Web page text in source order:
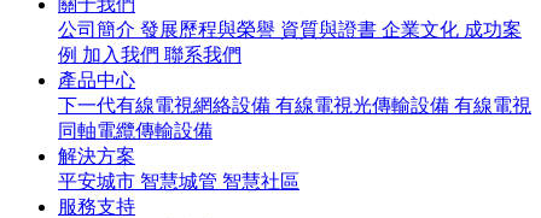
關于我們
公司簡介 發展歷程與榮譽 資質與證書 企業文化 成功案
例 加入我們 聯系我們
產品中心
下一代有線電視網絡設備 有線電視光傳輸設備 有線電視
同軸電纜傳輸設備
解決方案
平安城市 智慧城管 智慧社區
服務支持